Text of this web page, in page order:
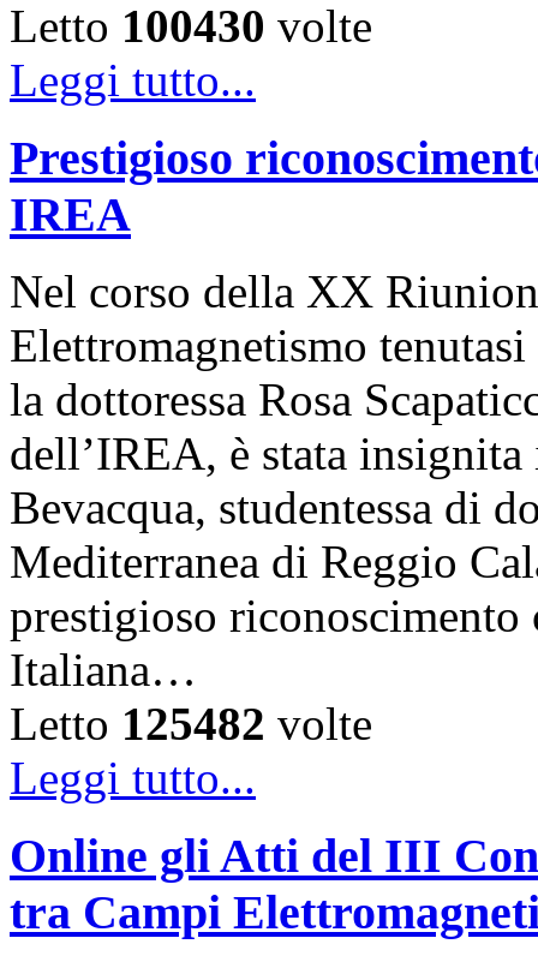
Letto 100430 volte
Leggi tutto...
Prestigioso
IREA
Nel corso della XX
Elettromagnetismo
la dottoressa Rosa
dell’IREA, è stata
Bevacqua, studentessa di
Mediterranea di Reggio
prestigioso
Italiana…
Letto 125482 volte
Leggi tutto...
Online gli Atti del III
tra Campi